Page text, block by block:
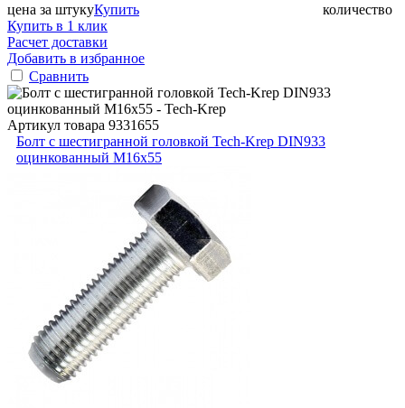
цена за штуку количество
Купить
Купить в 1 клик
Расчет доставки
Добавить в избранное
Сравнить
Артикул товара 9331655
Болт с шестигранной головкой Tech-Krep DIN933
оцинкованный М16х55